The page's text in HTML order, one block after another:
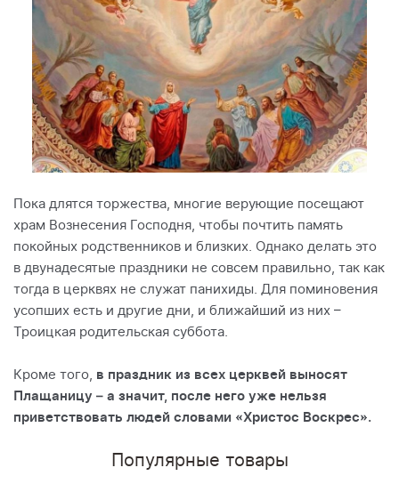
Пока длятся торжества, многие верующие посещают
храм Вознесения Господня, чтобы почтить память
покойных родственников и близких. Однако делать это
в двунадесятые праздники не совсем правильно, так как
тогда в церквях не служат панихиды. Для поминовения
усопших есть и другие дни, и ближайший из них –
Троицкая родительская суббота.
Кроме того, в праздник из всех церквей выносят
Плащаницу – а значит, после него уже нельзя
приветствовать людей словами «Христос Воскрес».
Популярные товары